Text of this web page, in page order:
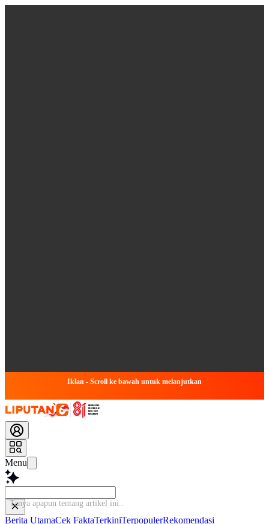
Iklan - Scroll ke bawah untuk melanjutkan
Menu
Tanya apapun tentang artikel ini
Berita UtamaCek FaktaTerkiniTerpopulerRekomendasi